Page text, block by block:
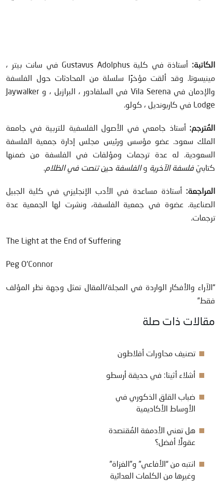
الكاتبة:
أستاذة في كلية Gustavus Adolphus في سانت بيتر ،
مينيسوتا. وقد ألقت مؤخرًا سلسلة من المحادثات حول الفلسفة
والإدمان في Vila Serena في السلفادور ، البرازيل ، و Jaywalker
Lodge في كاربونديل ، كولو.
المُترجم: أستاذ جامعي في الأصول الفلسفية للتربية في جامعة
الملك سعود. عضو مؤسس ورئيس مجلس إدارة جمعية الفلسفة
السعودية. له عدة ترجمات ومؤلفات في الفلسفة من ضمنها
كتابيّفلسفة الآخرية والفلسفة حين تنصت في الظلام.
المراجعة: أستاذة مساعدة في الأدب الإنجليزي في كلية الجبيل
الصناعية. عضوة في جمعية الفلسفة، ونشرت لها الجمعية عدة
ترجمات.
The Light at the End of Suffering
Peg O’Connor
“الآراء والأفكار الواردة في المجلة/المقال تمثل وجهة نظر المؤلف
فقط”
مقالات ذات صلة
تصنيف محاورات أفلاطون
أشلاء أثينا: في حديقة أرسطو
ضباب القلق الذكوري في
الأوساط الأكاديمية
هل تعني الأدمغة المُقتصدة
عقولًا أفضل؟
انتبه من “الأفاعي” و”الغزاة”
وغيرها من الكلمات العدائية